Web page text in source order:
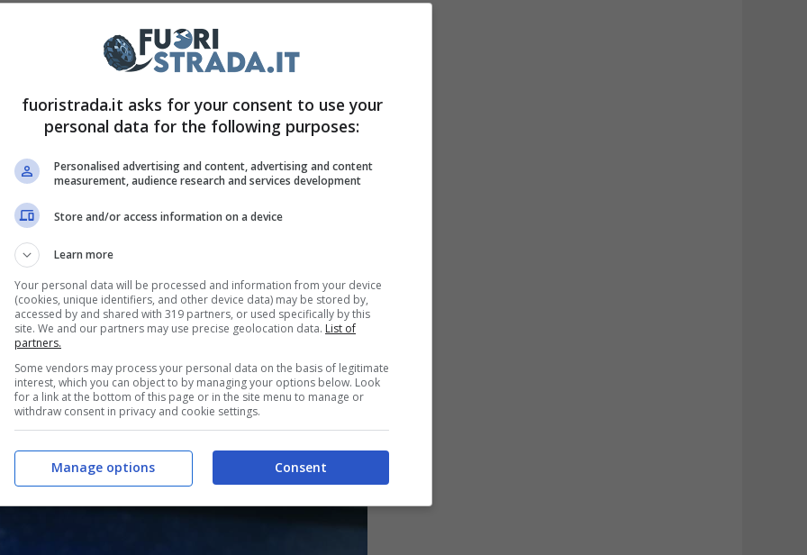
eventuali progetti in sostituzione della
come sarà la nuova superutilitaria, che nel
a sorpresa. E con lei, beh, ci sentiamo
a bocca aperta.
di cosa si tratta
intorno alla metà del prossimo anno.
potrebbe essere
– si fa per dire – all’esordio di questo modello,
possano far luce sulla nube di informazioni
a riguardo. Ad esempio: non sappiamo in
. Il CEO di Stellantis Carlos Tavares ha
in diverse fabbriche.
fuoristrada.it asks for your consent to use your
personal data for the following purposes:
Personalised advertising and content, advertising and content
measurement, audience research and services development
Store and/or access information on a device
Learn more
Your personal data will be processed and information from your device
(cookies, unique identifiers, and other device data) may be stored by,
accessed by and shared with 319 partners, or used specifically by this
site. We and our partners may use precise geolocation data. List of
partners.
Some vendors may process your personal data on the basis of legitimate
interest, which you can object to by managing your options below. Look
for a link at the bottom of this page or in the site menu to manage or
withdraw consent in privacy and cookie settings.
Consent
Manage options